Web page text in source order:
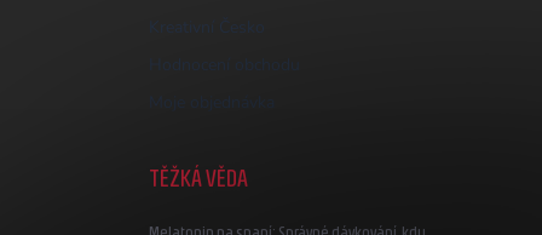
Kreativní Česko
TĚŽKÁ VĚDA